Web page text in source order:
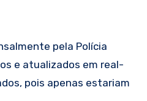
pela Polícia
e atualizados em real-
pois apenas estariam